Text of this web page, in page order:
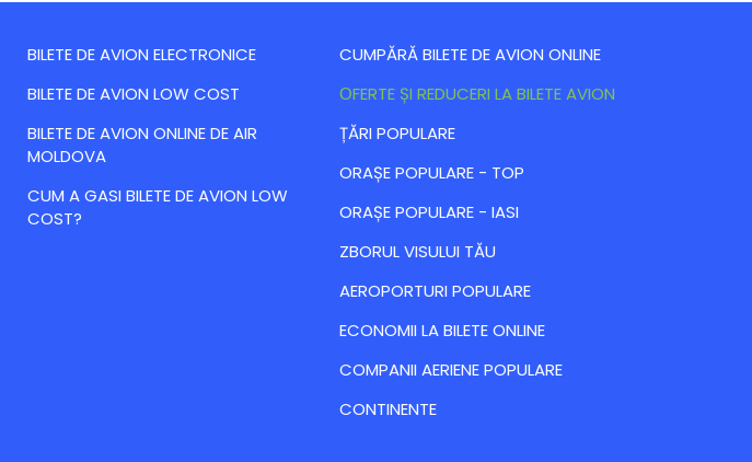
BILETE DE AVION ELECTRONICE
BILETE DE AVION LOW COST
BILETE DE AVION ONLINE DE AIR
MOLDOVA
CUM A GASI BILETE DE AVION LOW
COST?
CUMPĂRĂ BILETE DE AVION ONLINE
ОFERTE ȘI REDUCERI LA BILETE AVION
ȚĂRI POPULARE
ORAȘE POPULARE - TOP
ORAȘE POPULARE - IASI
ZBORUL VISULUI TĂU
AEROPORTURI POPULARE
ECONOMII LA BILETE ONLINE
COMPANII AERIENE POPULARE
CONTINENTE